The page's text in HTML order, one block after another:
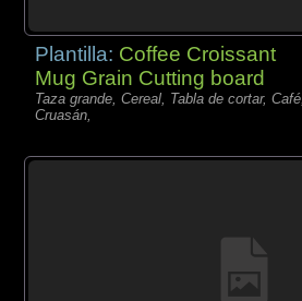
Plantilla: Coffee Croissant
Mug Grain Cutting board
Taza grande, Cereal, Tabla de cortar, Café,
Cruasán,